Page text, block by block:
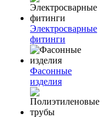
Электросварные
фитинги
Фасонные
изделия